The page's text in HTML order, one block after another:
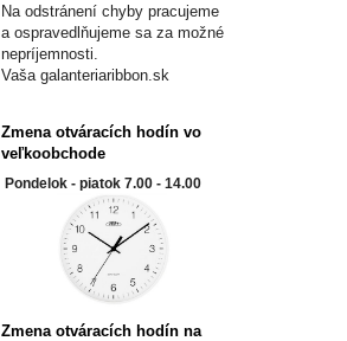
Na odstránení chyby pracujeme
a ospravedlňujeme sa za možné
nepríjemnosti.
Vaša galanteriaribbon.sk
Zmena otváracích hodín vo
veľkoobchode
Pondelok - piatok 7.00 - 14.00
Zmena otváracích hodín na